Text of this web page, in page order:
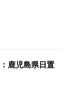
鹿児島県日置